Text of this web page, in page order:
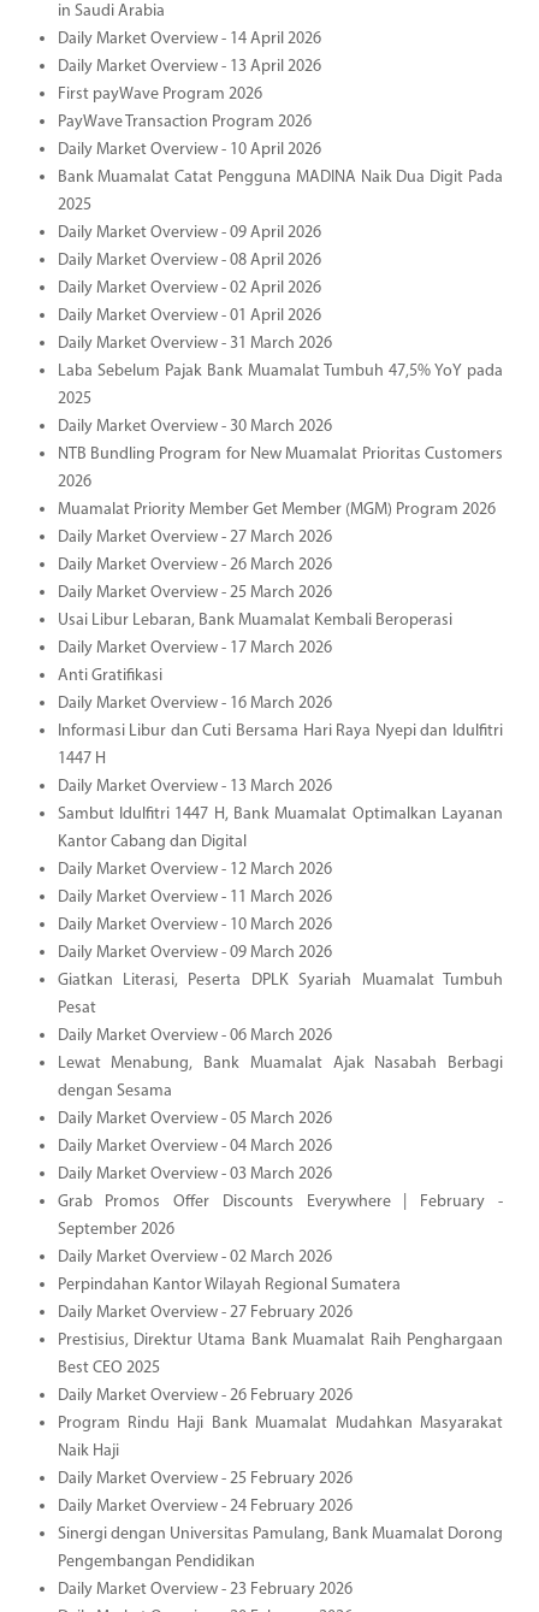
in Saudi Arabia
Daily Market Overview - 14 April 2026
Daily Market Overview - 13 April 2026
First payWave Program 2026
PayWave Transaction Program 2026
Daily Market Overview - 10 April 2026
Bank Muamalat Catat Pengguna MADINA Naik Dua Digit Pada
2025
Daily Market Overview - 09 April 2026
Daily Market Overview - 08 April 2026
Daily Market Overview - 02 April 2026
Daily Market Overview - 01 April 2026
Daily Market Overview - 31 March 2026
Laba Sebelum Pajak Bank Muamalat Tumbuh 47,5% YoY pada
2025
Daily Market Overview - 30 March 2026
NTB Bundling Program for New Muamalat Prioritas Customers
2026
Muamalat Priority Member Get Member (MGM) Program 2026
Daily Market Overview - 27 March 2026
Daily Market Overview - 26 March 2026
Daily Market Overview - 25 March 2026
Usai Libur Lebaran, Bank Muamalat Kembali Beroperasi
Daily Market Overview - 17 March 2026
Anti Gratifikasi
Daily Market Overview - 16 March 2026
Informasi Libur dan Cuti Bersama Hari Raya Nyepi dan Idulfitri
1447 H
Daily Market Overview - 13 March 2026
Sambut Idulfitri 1447 H, Bank Muamalat Optimalkan Layanan
Kantor Cabang dan Digital
Daily Market Overview - 12 March 2026
Daily Market Overview - 11 March 2026
Daily Market Overview - 10 March 2026
Daily Market Overview - 09 March 2026
Giatkan Literasi, Peserta DPLK Syariah Muamalat Tumbuh
Pesat
Daily Market Overview - 06 March 2026
Lewat Menabung, Bank Muamalat Ajak Nasabah Berbagi
dengan Sesama
Daily Market Overview - 05 March 2026
Daily Market Overview - 04 March 2026
Daily Market Overview - 03 March 2026
Grab Promos Offer Discounts Everywhere | February -
September 2026
Daily Market Overview - 02 March 2026
Perpindahan Kantor Wilayah Regional Sumatera
Daily Market Overview - 27 February 2026
Prestisius, Direktur Utama Bank Muamalat Raih Penghargaan
Best CEO 2025
Daily Market Overview - 26 February 2026
Program Rindu Haji Bank Muamalat Mudahkan Masyarakat
Naik Haji
Daily Market Overview - 25 February 2026
Daily Market Overview - 24 February 2026
Sinergi dengan Universitas Pamulang, Bank Muamalat Dorong
Pengembangan Pendidikan
Daily Market Overview - 23 February 2026